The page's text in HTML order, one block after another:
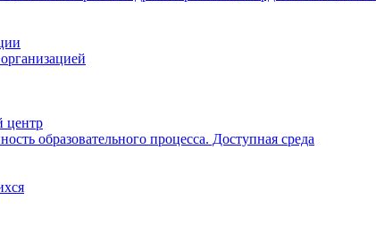
центр
образовательного процесса. Доступная среда